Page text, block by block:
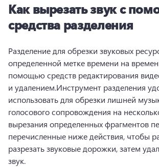
Как вырезать звук с
средства разделения
Разделение для обрезки звуковых
определенной метке времени на
помощью средств редактирования
и удалением.Инструмент разделения
использовать для обрезки лишней
голосового сопровождения на
вырезания определенных фрагментов
перечисленные ниже действия, чтобы
разрезать звуковые дорожки, затем
звук.